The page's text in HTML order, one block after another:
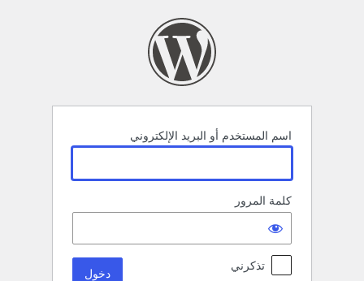
اسم المستخدم أو البريد الإلكتروني
كلمة المرور
تذكرني